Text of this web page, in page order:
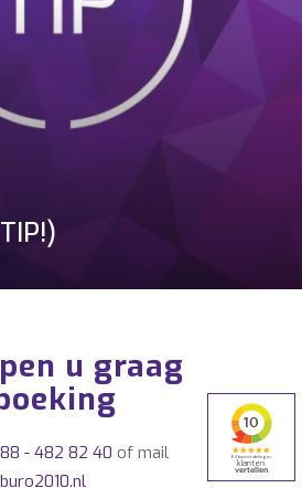
u graag
- 482 82 40 of mail